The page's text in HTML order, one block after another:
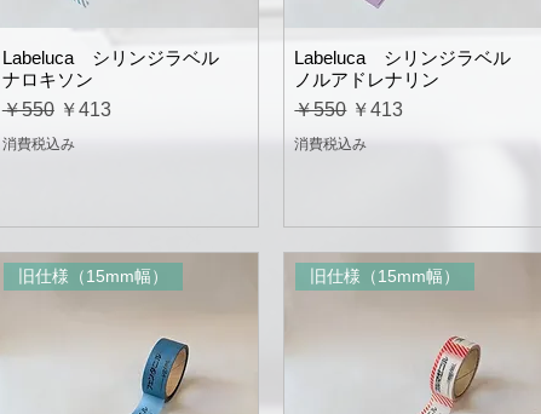
Labeluca シリンジラベル
ナロキソン
通常価格
￥550 セール価格
￥413
消費税込み
Labeluca シリンジラベル
ノルアドレナリン
通常価格
￥550 セール価格
￥413
消費税込み
旧仕様（15mm幅） 旧仕様（15mm幅）